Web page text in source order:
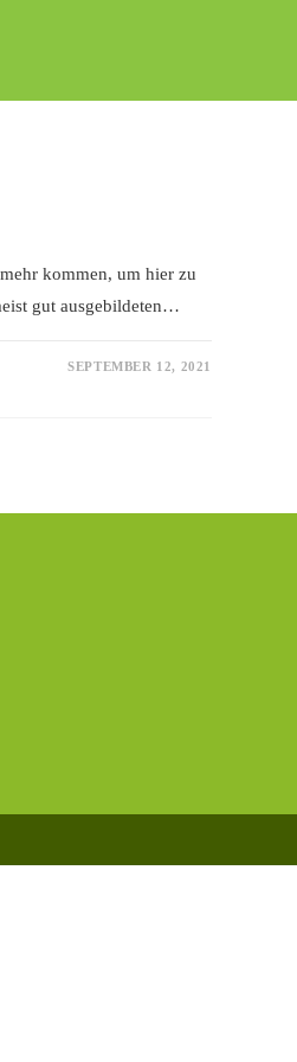
kommen, um hier zu
gut ausgebildeten…
SEPTEMBER 12, 2021